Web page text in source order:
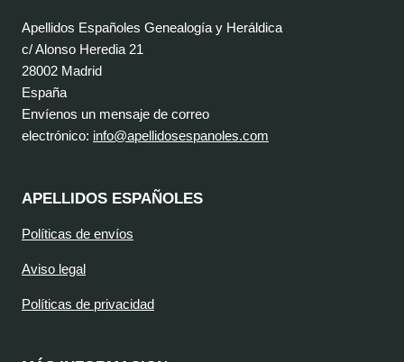
Apellidos Españoles Genealogía y Heráldica
c/ Alonso Heredia 21
28002 Madrid
España
Envíenos un mensaje de correo
electrónico: info@apellidosespanoles.com
APELLIDOS ESPAÑOLES
Políticas de envíos
Aviso legal
Políticas de privacidad